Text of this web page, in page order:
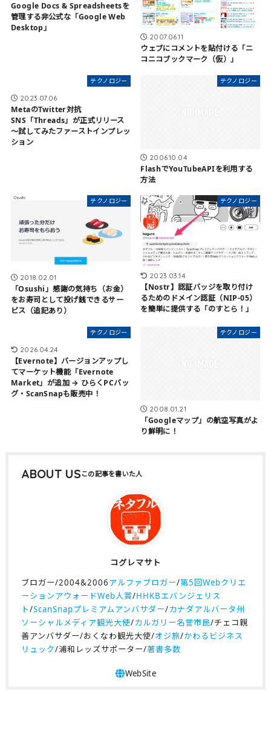
Google Docs & Spreadsheetsを
管理する非公式な「Google Web
Desktop」
2007.06.11
ウェブにコメントを貼付ける「ニ
コニコブックマーク（仮）」
テクノロジー
2023.07.06
MetaのTwitter対抗
SNS「Threads」が正式リリース
〜試してみたファーストインプレッ
ション
テクノロジー
2006.10.04
FlashでYouTubeAPIを利用する
方法
テクノロジー
2018.02.01
「Osushi」感謝の気持ち（お金）
をお寿司として投げ銭できるサー
ビス（追記あり）
テクノロジー
2023.03.14
【Nostr】認証バッジを取り付け
るためのドメイン認証（NIP-05）
を簡単に提供する「のすとら！」
テクノロジー
2026.04.24
【Evernote】バージョンアップし
てマーケット機能「Evernote
Market」が追加 → ひらくPCバッ
グ・ScanSnapも販売中！
テクノロジー
2008.01.21
「Googleマップ」の航空写真がよ
り鮮明に！
ABOUT US
コグレマサト
ブロガー/2004&2006アルファブロガー/第5回Webクリエ
ーションアウォードWeb人賞/HHKBエバンジェリス
ト/ScanSnapプレミアムアンバサダー/カナダアルバータ州
ソーシャルメディア観光大使/カルガリー名誉市民/チェコ親
善アンバサダー/おくなわ観光大使/オジ旅/かわるビジネス
リュック/浦和レッズサポーター/著書多数